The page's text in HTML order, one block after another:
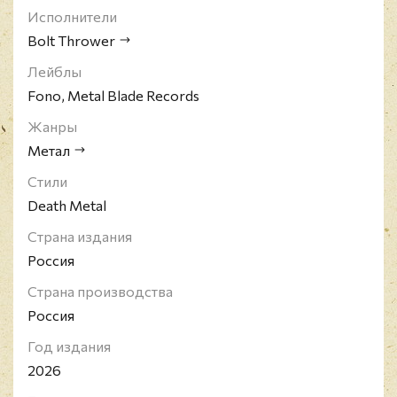
Исполнители
Bolt Thrower
Лейблы
Fono, Metal Blade Records
Жанры
Метал
Стили
Death Metal
Страна издания
Россия
Страна производства
Россия
Год издания
2026